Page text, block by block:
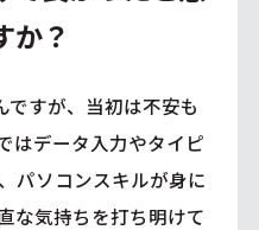
か？
すが、当初は不安も
はデータ入力やタイピ
パソコンスキルが身に
な気持ちを打ち明けて